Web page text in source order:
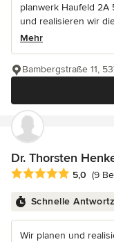
planwerk Haufeld 2A
und realisieren wir
Mehr
Bambergstraße 11,
Dr. Thorsten
Durchschnittliche
5,0 (9
Schnelle
Wir planen und